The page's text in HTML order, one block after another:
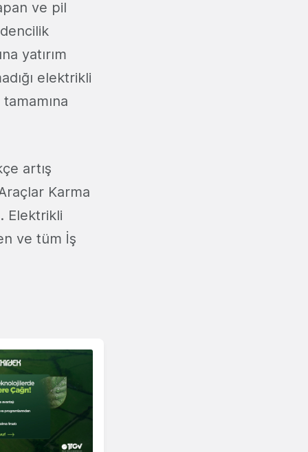
ve pil
yatırım
elektrikli
artış
Karma
Elektrikli
ve tüm İş